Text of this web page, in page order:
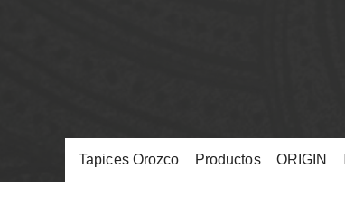
Tapices Orozco Productos> ORIGIN